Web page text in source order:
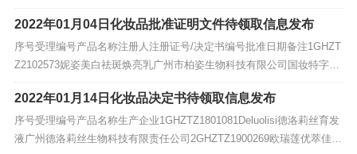
2022年01月04日化妆品批准证明文件待领取信息发布
序号受理编号产品名称注册人注册证号/决定书编号批准日期备注1GHZT
Z2102573妮姿美白祛斑焕亮乳广州市柏姿生物科技有限公司国妆特字20
2200012022-1-4/...
2022年01月14日化妆品决定书待领取信息发布
序号受理编号产品名称生产企业1GHZTZ1801081Deluolisi德洛莉丝育发
液广州德洛莉丝生物科技有限责任公司2GHZTZ1900269欧瑞莲优萃佳颜